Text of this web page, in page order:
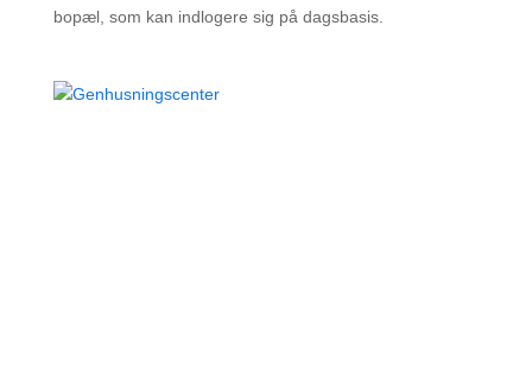
bopæl, som kan indlogere sig på dagsbasis.